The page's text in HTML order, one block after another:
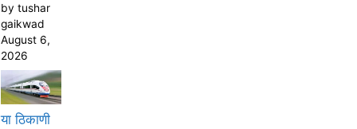
by tushar
gaikwad
August 6,
2026
या ठिकाणी